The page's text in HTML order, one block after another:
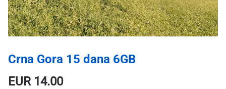
Crna Gora 15 dana 6GB
EUR14.00